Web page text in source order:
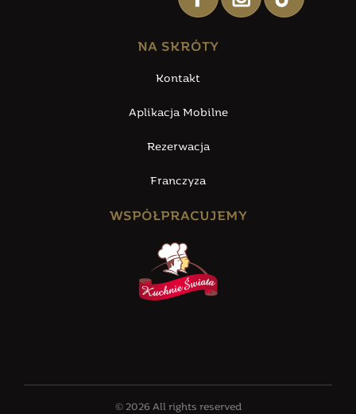
NA SKRÓTY
Kontakt
Aplikacja Mobilne
Rezerwacja
Franczyza
WSPÓŁPRACUJEMY
© 2026 All rights reserved